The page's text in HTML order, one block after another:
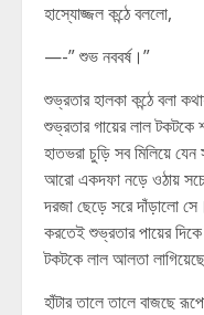
হাস্যোজ্জল কন্ঠে বললো,
—-” শুভ নববর্ষ।”
শুভ্রতার হালকা কন্ঠে বলা
শুভ্রতার গায়ের লাল
হাতভরা চুড়ি সব মিলিয়ে
আরো একদফা নড়ে ওঠায়
দরজা ছেড়ে সরে দাঁড়ালো
করতেই শুভ্রতার পায়ের
টকটকে লাল আলতা
হাঁটার তালে তালে বাজছে